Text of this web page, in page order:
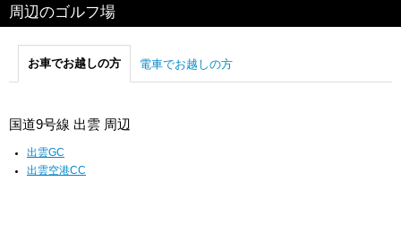
周辺のゴルフ場
お車でお越しの方 電車でお越しの方
国道9号線 出雲 周辺
出雲GC
出雲空港CC